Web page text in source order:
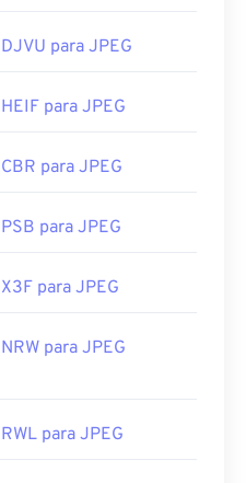
DJVU para JPEG
HEIF para JPEG
CBR para JPEG
PSB para JPEG
X3F para JPEG
NRW para JPEG
RWL para JPEG